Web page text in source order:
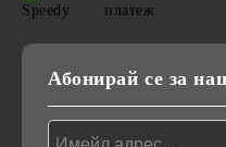
Абонирай се за